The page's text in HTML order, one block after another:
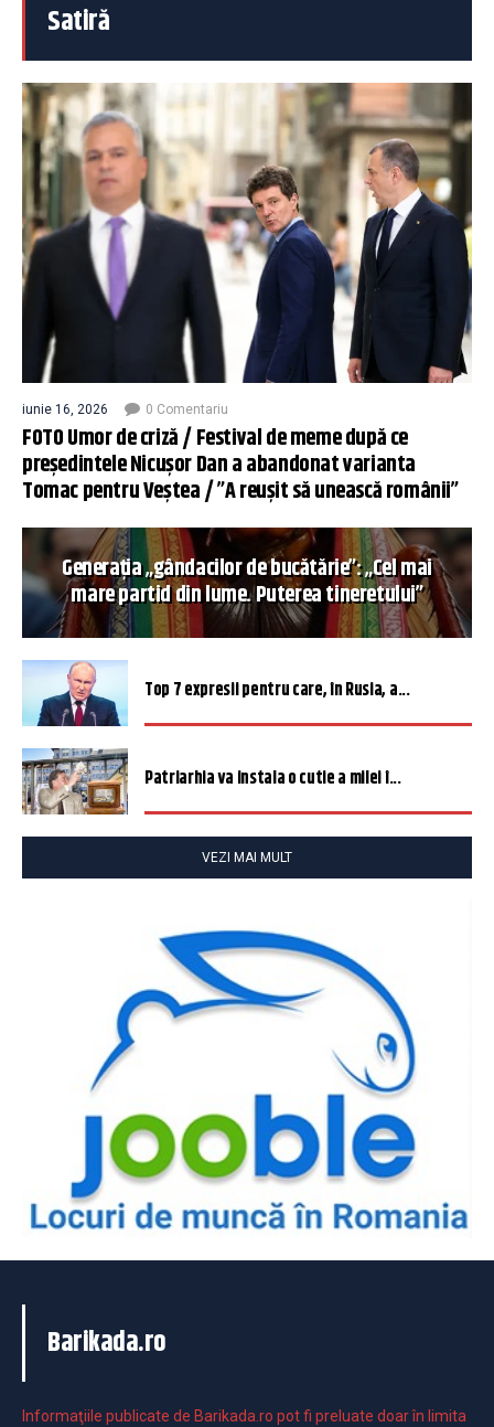
Satiră
iunie 16, 2026 0 Comentariu
FOTO Umor de criză / Festival de meme după ce
președintele Nicușor Dan a abandonat varianta
Tomac pentru Veștea / ”A reușit să unească românii”
Generația „gândacilor de bucătărie”: „Cel mai
mare partid din lume. Puterea tineretului”
Top 7 expresii pentru care, în Rusia, a...
Patriarhia va instala o cutie a milei î...
VEZI MAI MULT
Barikada.ro
Informaţiile publicate de Barikada.ro pot fi preluate doar în limita